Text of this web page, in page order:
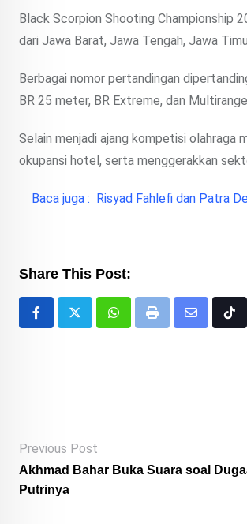
Black Scorpion Shooting Championship
dari Jawa Barat, Jawa Tengah, Jawa
Berbagai nomor pertandingan
BR 25 meter, BR Extreme, dan
Selain menjadi ajang kompetisi olahraga
okupansi hotel, serta menggerakkan
Baca juga : Risyad Fahlefi dan Patra
Share This Post:
WhatsappPrint
Share
Previous Post
Akhmad Bahar Buka Suara soal
Putrinya